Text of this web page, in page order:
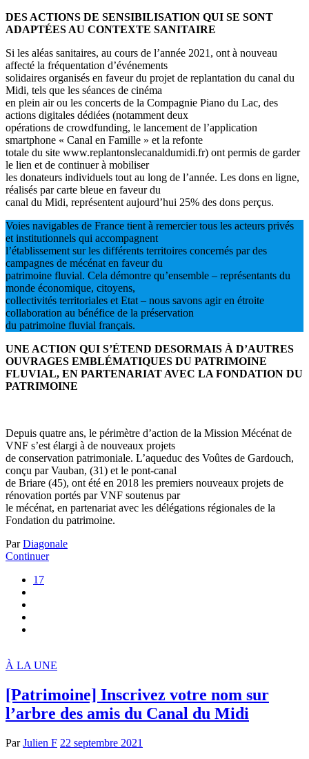
DES ACTIONS DE SENSIBILISATION QUI SE SONT
ADAPTÉES AU CONTEXTE SANITAIRE
Si les aléas sanitaires, au cours de l’année 2021, ont à nouveau
affecté la fréquentation d’événements
solidaires organisés en faveur du projet de replantation du canal du
Midi, tels que les séances de cinéma
en plein air ou les concerts de la Compagnie Piano du Lac, des
actions digitales dédiées (notamment deux
opérations de crowdfunding, le lancement de l’application
smartphone « Canal en Famille » et la refonte
totale du site www.replantonslecanaldumidi.fr) ont permis de garder
le lien et de continuer à mobiliser
les donateurs individuels tout au long de l’année. Les dons en ligne,
réalisés par carte bleue en faveur du
canal du Midi, représentent aujourd’hui 25% des dons perçus.
Voies navigables de France tient à remercier tous les acteurs privés
et institutionnels qui accompagnent
l’établissement sur les différents territoires concernés par des
campagnes de mécénat en faveur du
patrimoine fluvial. Cela démontre qu’ensemble – représentants du
monde économique, citoyens,
collectivités territoriales et Etat – nous savons agir en étroite
collaboration au bénéfice de la préservation
du patrimoine fluvial français.
UNE ACTION QUI S’ÉTEND DESORMAIS À D’AUTRES
OUVRAGES EMBLÉMATIQUES DU PATRIMOINE
FLUVIAL, EN PARTENARIAT AVEC LA FONDATION DU
PATRIMOINE
Depuis quatre ans, le périmètre d’action de la Mission Mécénat de
VNF s’est élargi à de nouveaux projets
de conservation patrimoniale. L’aqueduc des Voûtes de Gardouch,
conçu par Vauban, (31) et le pont-canal
de Briare (45), ont été en 2018 les premiers nouveaux projets de
rénovation portés par VNF soutenus par
le mécénat, en partenariat avec les délégations régionales de la
Fondation du patrimoine.
ParDiagonale
Continuer
17
À LA UNE
[Patrimoine] Inscrivez votre nom sur
l’arbre des amis du Canal du Midi
Par Julien F 22 septembre 2021